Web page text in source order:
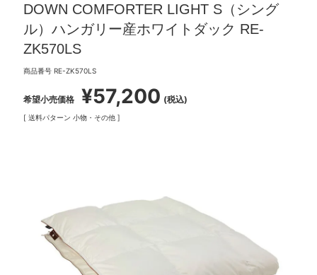
DOWN COMFORTER LIGHT S（シング
ル）ハンガリー産ホワイトダック RE-
ZK570LS
商品番号 RE-ZK570LS
希望小売価格 ¥57,200 税込
送料パターン 小物・その他